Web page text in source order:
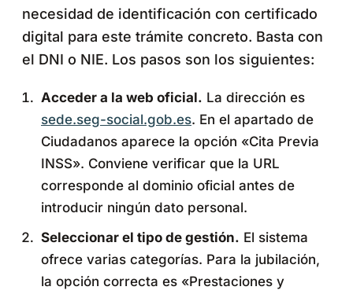
necesidad de identificación con certificado
digital para este trámite concreto. Basta con
el DNI o NIE. Los pasos son los siguientes:
Acceder a la web oficial. La dirección es
sede.seg-social.gob.es. En el apartado de
Ciudadanos aparece la opción «Cita Previa
INSS». Conviene verificar que la URL
corresponde al dominio oficial antes de
introducir ningún dato personal.
Seleccionar el tipo de gestión. El sistema
ofrece varias categorías. Para la jubilación,
la opción correcta es «Prestaciones y